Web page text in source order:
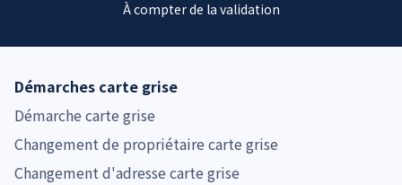
À compter de la validation
Démarches carte grise
Démarche carte grise
Changement de propriétaire carte grise
Changement d'adresse carte grise